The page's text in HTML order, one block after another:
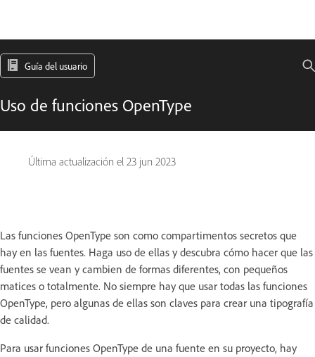
Guía del usuario
Uso de funciones OpenType
Última actualización el 23 jun 2023
Las funciones OpenType son como compartimentos secretos que
hay en las fuentes. Haga uso de ellas y descubra cómo hacer que las
fuentes se vean y cambien de formas diferentes, con pequeños
matices o totalmente. No siempre hay que usar todas las funciones
OpenType, pero algunas de ellas son claves para crear una tipografía
de calidad.
Para usar funciones OpenType de una fuente en su proyecto, hay